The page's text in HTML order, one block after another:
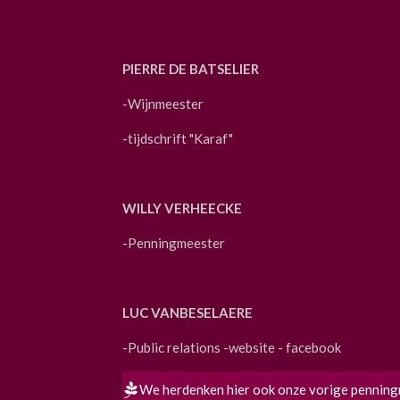
PIERRE DE BATSELIER
-Wijnmeester
-tijdschrift "Karaf"
WILLY VERHEECKE
-Penningmeester
LUC VANBESELAERE
-Public relations -website - facebook
We herdenken hier ook onze vorige